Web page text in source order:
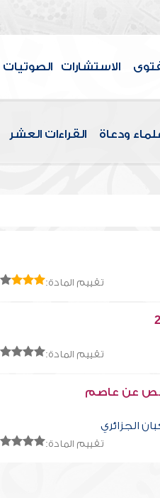
الاستشارات الصوتيات
ودعاة القراءات العشر
تقييم المادة:
تقييم المادة:
عن عاصم
الجزائري
تقييم المادة: